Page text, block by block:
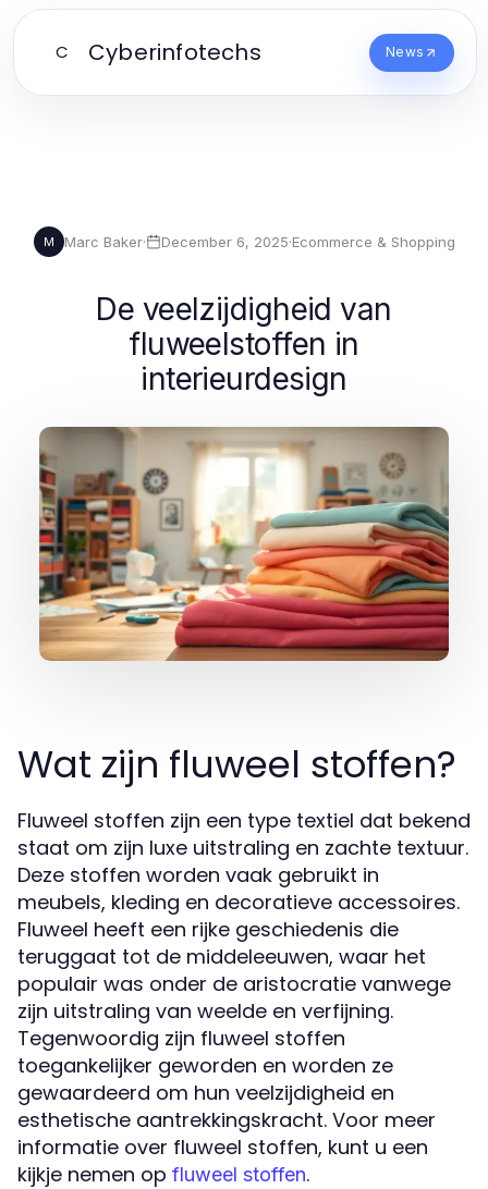
C Cyberinfotechs News
M Marc Baker· December 6, 2025·Ecommerce & Shopping
De veelzijdigheid van
fluweelstoffen in
interieurdesign
Wat zijn fluweel stoffen?
Fluweel stoffen zijn een type textiel dat bekend
staat om zijn luxe uitstraling en zachte textuur.
Deze stoffen worden vaak gebruikt in
meubels, kleding en decoratieve accessoires.
Fluweel heeft een rijke geschiedenis die
teruggaat tot de middeleeuwen, waar het
populair was onder de aristocratie vanwege
zijn uitstraling van weelde en verfijning.
Tegenwoordig zijn fluweel stoffen
toegankelijker geworden en worden ze
gewaardeerd om hun veelzijdigheid en
esthetische aantrekkingskracht. Voor meer
informatie over fluweel stoffen, kunt u een
kijkje nemen op fluweel stoffen.